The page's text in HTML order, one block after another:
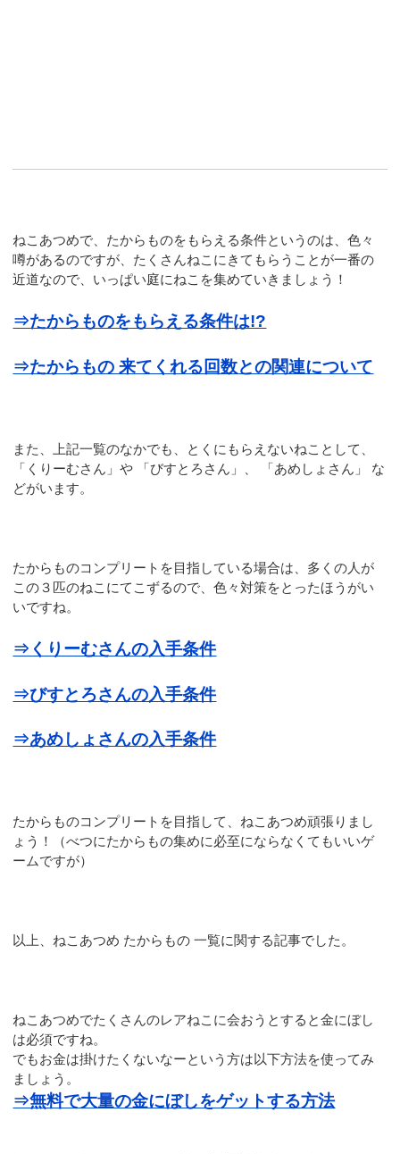
ねこあつめで、たからものをもらえる条件というのは、色々
噂があるのですが、たくさんねこにきてもらうことが一番の
近道なので、いっぱい庭にねこを集めていきましょう！
⇒たからものをもらえる条件は!?
⇒たからもの 来てくれる回数との関連について
また、上記一覧のなかでも、とくにもらえないねことして、
「くりーむさん」や 「びすとろさん」、 「あめしょさん」 な
どがいます。
たからものコンプリートを目指している場合は、多くの人が
この３匹のねこにてこずるので、色々対策をとったほうがい
いですね。
⇒くりーむさんの入手条件
⇒びすとろさんの入手条件
⇒あめしょさんの入手条件
たからものコンプリートを目指して、ねこあつめ頑張りまし
ょう！（べつにたからもの集めに必至にならなくてもいいゲ
ームですが）
以上、ねこあつめ たからもの 一覧に関する記事でした。
ねこあつめでたくさんのレアねこに会おうとすると金にぼし
は必須ですね。
でもお金は掛けたくないなーという方は以下方法を使ってみ
ましょう。
⇒無料で大量の金にぼしをゲットする方法